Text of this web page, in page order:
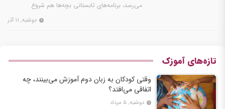
می‌رسد، برنامه‌های تابستانی بچه‌ها هم شروع
دوشنبه, ۱۱ آذر
تازه‌های آموزک
وقتی کودکان به زبان دوم آموزش می‌بینند، چه
اتفاقی می‌افتد؟
دوشنبه, ۵ مرداد